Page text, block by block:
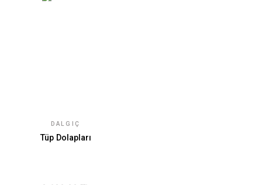
DALGIÇ
Tüp Dolapları